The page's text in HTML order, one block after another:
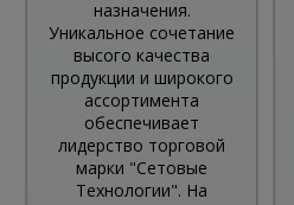
назначения.
Уникальное сочетание
высого качества
продукции и широкого
ассортимента
обеспечивает
лидерство торговой
марки "Сетовые
Технологии". На